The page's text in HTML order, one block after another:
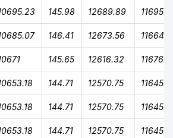
145.98 12689.89 11695.17
146.41 12673.56
145.65 12616.32
144.71 12570.75
144.71 12570.75
144.71 12570.75